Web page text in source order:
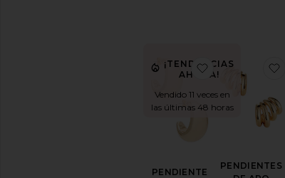
¡TENDENCIAS
AHORA!
Vendido 11 veces en
las últimas 48 horas
PENDIENTE
PENDIENTES